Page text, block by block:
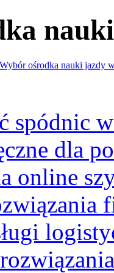
Wybór ośrodka nauki jazdy
spódnic
dla
online